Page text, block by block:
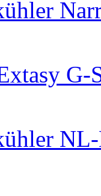
G-